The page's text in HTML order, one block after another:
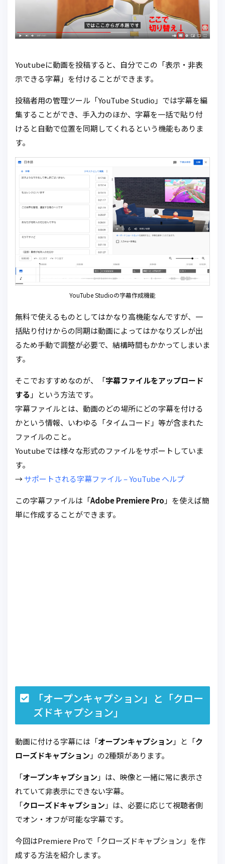
Youtubeに動画を投稿すると、自分でこの「表示・非表
示できる字幕」を付けることができます。
投稿者用の管理ツール「YouTube Studio」では字幕を編
集することができ、手入力のほか、字幕を一括で貼り付
けると自動で位置を同期してくれるという機能もありま
す。
YouTube Studioの字幕作成機能
無料で使えるものとしてはかなり高機能なんですが、一
括貼り付けからの同期は動画によってはかなりズレが出
るため手動で調整が必要で、結構時間もかかってしまいま
す。
そこでおすすめなのが、「字幕ファイルをアップロード
する 」という方法です。
字幕ファイルとは、動画のどの場所にどの字幕を付ける
かという情報、いわゆる「タイムコード」等が含まれた
ファイルのこと。
Youtubeでは様々な形式のファイルをサポートしていま
す。
→サポートされる字幕ファイル – YouTube ヘルプ
この字幕ファイルは「Adobe Premiere Pro 」を使えば簡
単に作成することができます。
「オープンキャプション」と「クロー
ズドキャプション」
動画に付ける字幕には「オープンキャプション 」と「ク
ローズドキャプション 」の2種類があります。
「オープンキャプション 」は、映像と一緒に常に表示さ
れていて非表示にできない字幕。
「クローズドキャプション 」は、必要に応じて視聴者側
でオン・オフが可能な字幕です。
今回はPremiere Proで「クローズドキャプション」を作
成する方法を紹介します。